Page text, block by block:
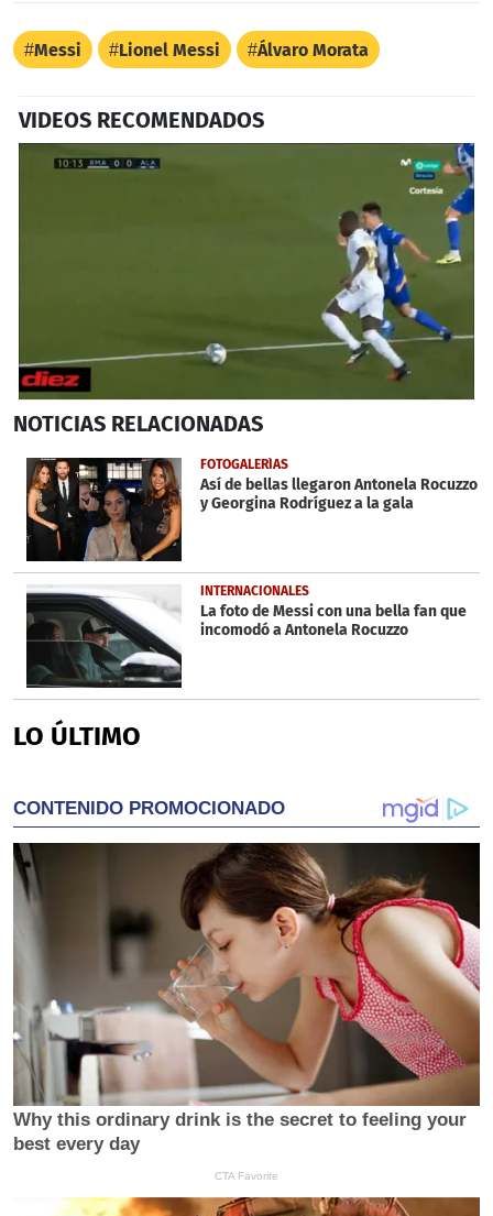
Messi Lionel Messi Álvaro Morata
VIDEOS RECOMENDADOS
seconds
28
seconds
NOTICIAS RELACIONADAS
FOTOGALERÍAS
Así de bellas llegaron Antonela Rocuzzo
y Georgina Rodríguez a la gala
INTERNACIONALES
La foto de Messi con una bella fan que
incomodó a Antonela Rocuzzo
LO ÚLTIMO